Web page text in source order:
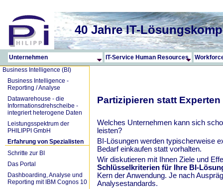
40 Jahre IT-
Business Intelligence (BI)
Business Intelligence -
Reporting / Analyse
Datawarehouse - die
Informationsdrehscheibe -
integriert heterogene Daten
Leistungsspektrum der
PHILIPPI GmbH
Erfahrung von Spezialisten
Schritte zur BI
Das Portal
Dashboarding, Analyse und
Reporting mit IBM Cognos 10
Partizipieren statt
Welches Unternehmen kann sich
leisten?
BI-Lösungen werden typischerweise
Bedarf einkaufen statt vorhalten.
Wir diskutieren mit Ihnen Ziele und
Schlüsselkriterien für Ihre BI-
Kern der Anwendung. Je nach
Analysestandards.
Unternehmen IT-Service Human Resources